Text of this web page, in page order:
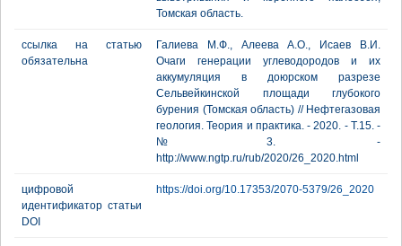
Томская область.
ссылка на статью
обязательна
Галиева М.Ф., Алеева А.О., Исаев В.И.
Очаги генерации углеводородов и их
аккумуляция в доюрском разрезе
Сельвейкинской площади глубокого
бурения (Томская область) // Нефтегазовая
геология. Теория и практика. - 2020. - Т.15. -
№3. -
http://www.ngtp.ru/rub/2020/26_2020.html
цифровой
идентификатор статьи
DOI
https://doi.org/10.17353/2070-5379/26_2020